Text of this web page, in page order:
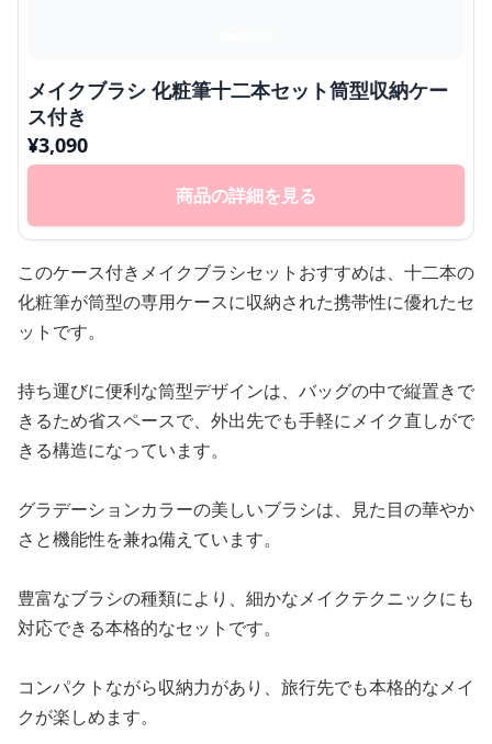
メイクブラシ 化粧筆十二本セット筒型収納ケー
ス付き
¥3,090
商品の詳細を見る
このケース付きメイクブラシセットおすすめは、十二本の
化粧筆が筒型の専用ケースに収納された携帯性に優れたセ
ットです。
持ち運びに便利な筒型デザインは、バッグの中で縦置きで
きるため省スペースで、外出先でも手軽にメイク直しがで
きる構造になっています。
グラデーションカラーの美しいブラシは、見た目の華やか
さと機能性を兼ね備えています。
豊富なブラシの種類により、細かなメイクテクニックにも
対応できる本格的なセットです。
コンパクトながら収納力があり、旅行先でも本格的なメイ
クが楽しめます。